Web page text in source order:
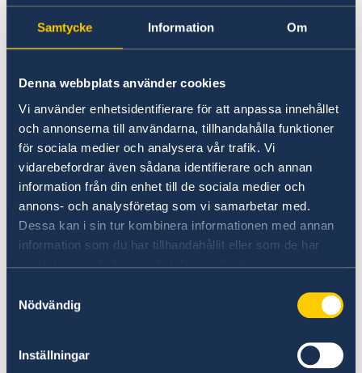
Samtycke Information Om
Denna webbplats använder cookies
Vi använder enhetsidentifierare för att anpassa innehållet
och annonserna till användarna, tillhandahålla funktioner
för sociala medier och analysera vår trafik. Vi
vidarebefordrar även sådana identifierare och annan
information från din enhet till de sociala medier och
annons- och analysföretag som vi samarbetar med.
Dessa kan i sin tur kombinera informationen med annan
information som du har tillhandahållit eller som de har
samlat in när du har använt deras tjänster.
Nödvändig
Inställningar
Going to Sweden?
Visiting Sweden
Moving to someone in Sweden
Studying in Sweden
Studying in Sweden
Please contact the Embassy for information on
any local conditions. A link to the Embassy is
found at the bottom of the page.
Basic information about: Studying in
Sweden
conditions also apply – for more information,
select a country from the 'Select Country Here'